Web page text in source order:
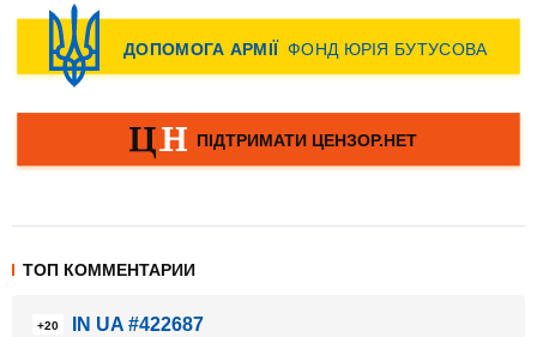
ТОП КОММЕНТАРИИ
+20
IN UA #422687